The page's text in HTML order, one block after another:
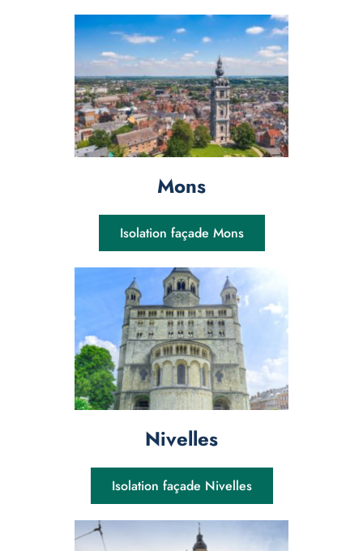
Mons
Isolation façade Mons
Nivelles
Isolation façade Nivelles